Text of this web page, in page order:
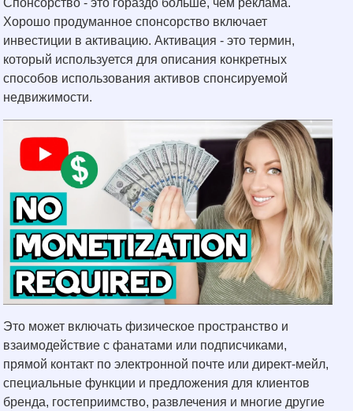
Спонсорство - это гораздо больше, чем реклама.
Хорошо продуманное спонсорство включает
инвестиции в активацию. Активация - это термин,
который используется для описания конкретных
способов использования активов спонсируемой
недвижимости.
Это может включать физическое пространство и
взаимодействие с фанатами или подписчиками,
прямой контакт по электронной почте или директ-мейл,
специальные функции и предложения для клиентов
бренда, гостеприимство, развлечения и многие другие